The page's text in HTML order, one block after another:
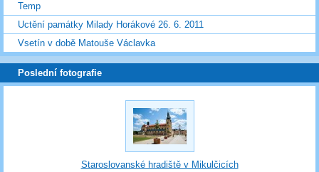
Temp
Uctění památky Milady Horákové 26. 6. 2011
Vsetín v době Matouše Václavka
Poslední fotografie
Staroslovanské hradiště v Mikulčicích